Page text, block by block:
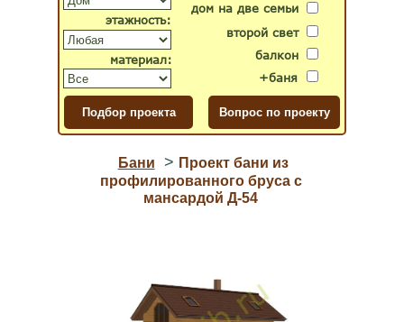
второй свет
дом на две семьи
балкон
+баня
материал:
этажность:
Бани > Проект бани из
профилированного бруса с
мансардой Д-54